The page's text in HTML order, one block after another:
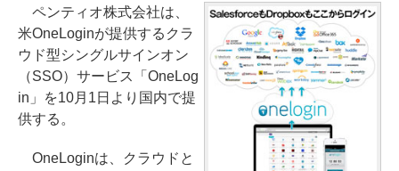
ペンティオ株式会社は、
米OneLoginが提供するクラ
ウド型シングルサインオン
（SSO）サービス「OneLog
in」を10月1日より国内で提
供する。
OneLoginは、クラウドと